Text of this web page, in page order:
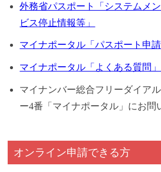
外務省パスポート「システムメ
ビス停止情報等」
マイナポータル「パスポート申請
マイナポータル「よくある質問」
マイナンバー総合フリーダイア
ー4番「マイナポータル」にお問
オンライン申請できる方